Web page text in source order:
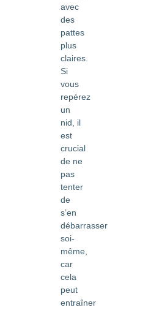
avec
des
pattes
plus
claires.
Si
vous
repérez
un
nid, il
est
crucial
de ne
pas
tenter
de
s’en
débarrasser
soi-
même,
car
cela
peut
entraîner